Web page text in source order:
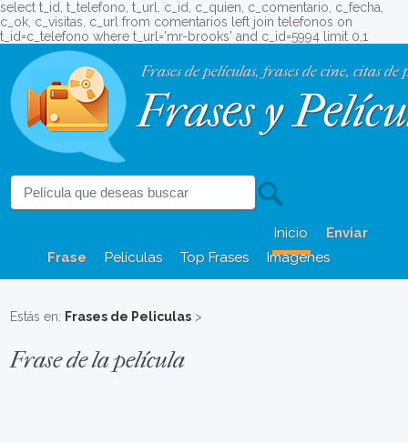
select t_id, t_telefono, t_url, c_id, c_quien, c_comentario, c_fecha,
c_ok, c_visitas, c_url from comentarios left join telefonos on
t_id=c_telefono where t_url='mr-brooks' and c_id=5994 limit 0,1
Frases de películas, frases de cine, citas de
Frases y
Inicio
Enviar
Frase
Películas Top Frases Imágenes
Estás en: Frases de Peliculas >
Frase de la película